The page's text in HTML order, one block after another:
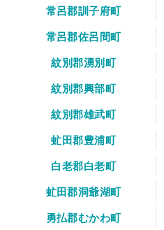
常呂郡訓子府町
常呂郡佐呂間町
紋別郡湧別町
紋別郡興部町
紋別郡雄武町
虻田郡豊浦町
白老郡白老町
虻田郡洞爺湖町
勇払郡むかわ町